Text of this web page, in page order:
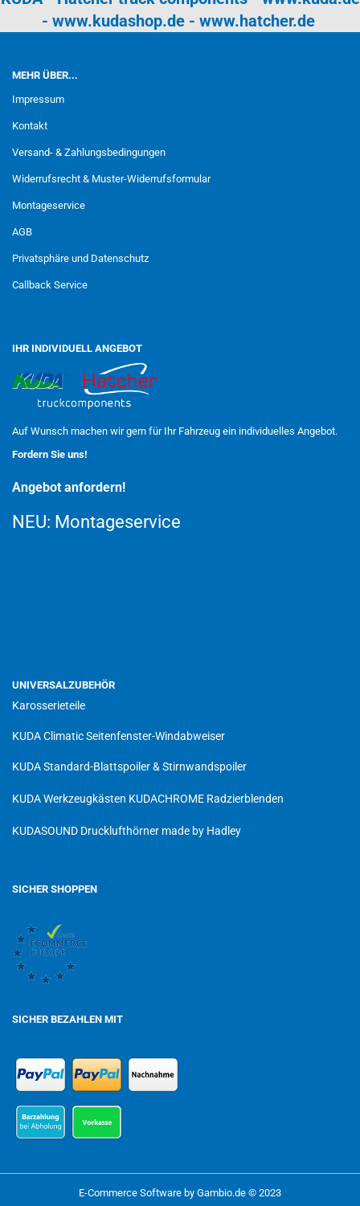
- www.kudashop.de- www.hatcher.de
MEHR ÜBER...
Impressum
Kontakt
Versand- & Zahlungsbedingungen
Widerrufsrecht & Muster-Widerrufsformular
Montageservice
AGB
Privatsphäre und Datenschutz
Callback Service
IHR INDIVIDUELL ANGEBOT
Auf Wunsch machen wir gern für Ihr Fahrzeug ein individuelles Angebot.
Fordern Sie uns!
Angebot anfordern!
NEU: Montageservice
UNIVERSALZUBEHÖR
Karosserieteile
KUDA Climatic Seitenfenster-Windabweiser
KUDA Standard-Blattspoiler & Stirnwandspoiler
KUDA Werkzeugkästen KUDACHROME Radzierblenden
KUDASOUND Drucklufthörner made by Hadley
SICHER SHOPPEN
SICHER BEZAHLEN MIT
E-Commerce Software by Gambio.de © 2023